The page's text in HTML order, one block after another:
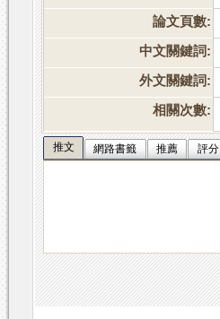
論文頁數:
中文關鍵詞:
外文關鍵詞:
相關次數:
推文 網路書籤 推薦 評分